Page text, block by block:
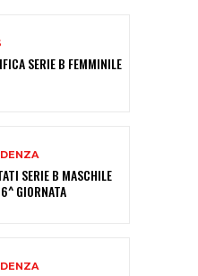
SERIE B FEMMINILE
SERIE B MASCHILE
GIORNATA